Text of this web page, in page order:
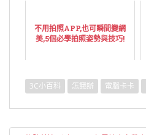
不用拍照APP,也可瞬間變網
美,5個必學拍照姿勢與技巧!
3C小百科 怎餓辦 電腦卡卡